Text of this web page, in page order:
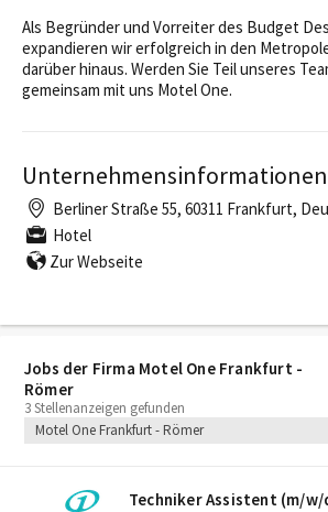
Jobs der Firma Motel One Frankfurt -
Römer
3 Stellenanzeigen gefunden
Motel One Frankfurt - Römer
Techniker Assistent (m/​w/​
Als Begründer und Vorreiter des Budget
expandieren wir erfolgreich in den
darüber hinaus. Werden Sie Teil unseres
gemeinsam mit uns Motel One.
Unternehmensinformationen
Berliner Straße 55, 60311 Frankfurt,
Hotel
Zur Webseite